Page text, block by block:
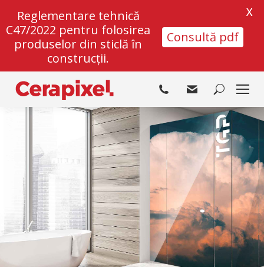
Search:
Reglementare tehnică
C47/2022 pentru folosirea
produselor din sticlă în
construcții.
Consultă pdf
X